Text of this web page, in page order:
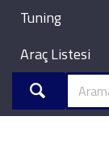
Tuning
Araç Listesi